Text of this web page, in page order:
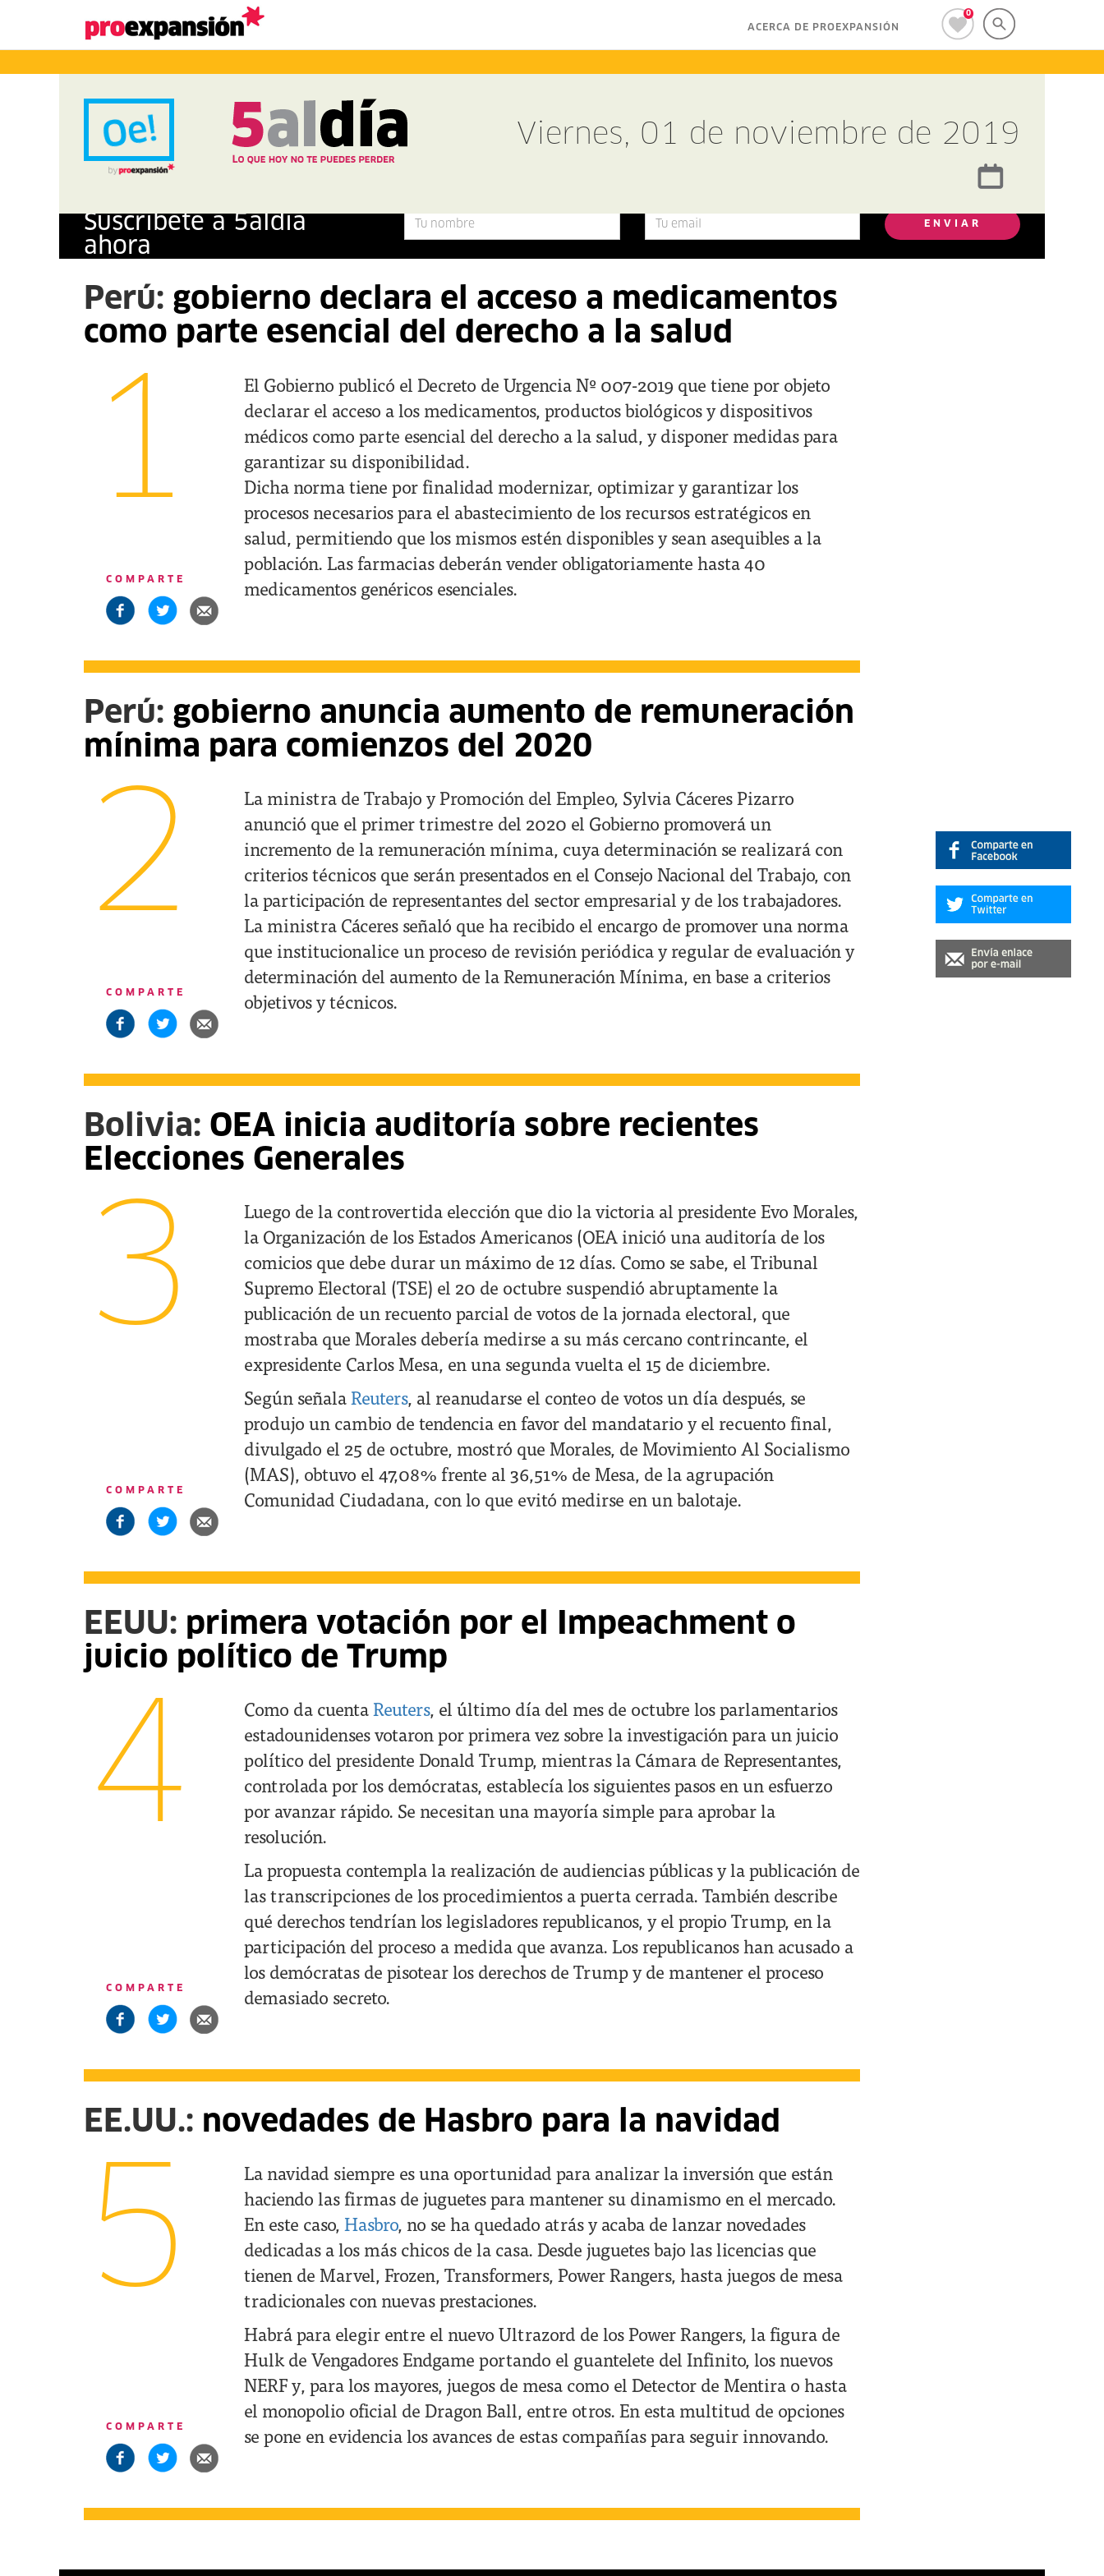
0
ACERCA DE PROEXPANSIÓN
Viernes, 01 de noviembre de 2019
Suscríbete a 5al día
ahora
ENVIAR
Perú: gobierno declara el acceso a medicamentos
como parte esencial del derecho a la salud
1
El Gobierno publicó el Decreto de Urgencia Nº 007-2019 que tiene por objeto
declarar el acceso a los medicamentos, productos biológicos y dispositivos
médicos como parte esencial del derecho a la salud, y disponer medidas para
garantizar su disponibilidad.
Dicha norma tiene por finalidad modernizar, optimizar y garantizar los
procesos necesarios para el abastecimiento de los recursos estratégicos en
salud, permitiendo que los mismos estén disponibles y sean asequibles a la
población. Las farmacias deberán vender obligatoriamente hasta 40
medicamentos genéricos esenciales.
COMPARTE
Perú: gobierno anuncia aumento de remuneración
mínima para comienzos del 2020
2
La ministra de Trabajo y Promoción del Empleo, Sylvia Cáceres Pizarro
anunció que el primer trimestre del 2020 el Gobierno promoverá un
incremento de la remuneración mínima, cuya determinación se realizará con
criterios técnicos que serán presentados en el Consejo Nacional del Trabajo, con
la participación de representantes del sector empresarial y de los trabajadores.
La ministra Cáceres señaló que ha recibido el encargo de promover una norma
que institucionalice un proceso de revisión periódica y regular de evaluación y
determinación del aumento de la Remuneración Mínima, en base a criterios
objetivos y técnicos.
COMPARTE
Bolivia: OEA inicia auditoría sobre recientes
Elecciones Generales
3
Luego de la controvertida elección que dio la victoria al presidente Evo Morales,
la Organización de los Estados Americanos (OEA inició una auditoría de los
comicios que debe durar un máximo de 12 días. Como se sabe, el Tribunal
Supremo Electoral (TSE) el 20 de octubre suspendió abruptamente la
publicación de un recuento parcial de votos de la jornada electoral, que
mostraba que Morales debería medirse a su más cercano contrincante, el
expresidente Carlos Mesa, en una segunda vuelta el 15 de diciembre.
Según señalaReuters, al reanudarse el conteo de votos un día después, se
produjo un cambio de tendencia en favor del mandatario y el recuento final,
divulgado el 25 de octubre, mostró que Morales, de Movimiento Al Socialismo
(MAS), obtuvo el 47,08% frente al 36,51% de Mesa, de la agrupación
Comunidad Ciudadana, con lo que evitó medirse en un balotaje.
COMPARTE
EEUU: primera votación por el Impeachment o
juicio político de Trump
4 Como da cuentaReuters, el último día del mes de octubre los parlamentarios
estadounidenses votaron por primera vez sobre la investigación para un juicio
político del presidente Donald Trump, mientras la Cámara de Representantes,
controlada por los demócratas, establecía los siguientes pasos en un esfuerzo
por avanzar rápido. Se necesitan una mayoría simple para aprobar la
resolución.
La propuesta contempla la realización de audiencias públicas y la publicación de
las transcripciones de los procedimientos a puerta cerrada. También describe
qué derechos tendrían los legisladores republicanos, y el propio Trump, en la
participación del proceso a medida que avanza. Los republicanos han acusado a
los demócratas de pisotear los derechos de Trump y de mantener el proceso
demasiado secreto.
COMPARTE
EE.UU.: novedades de Hasbro para la navidad
5
La navidad siempre es una oportunidad para analizar la inversión que están
haciendo las firmas de juguetes para mantener su dinamismo en el mercado.
En este caso, Hasbro, no se ha quedado atrás y acaba de lanzar novedades
dedicadas a los más chicos de la casa. Desde juguetes bajo las licencias que
tienen de Marvel, Frozen, Transformers, Power Rangers, hasta juegos de mesa
tradicionales con nuevas prestaciones.
Habrá para elegir entre el nuevo Ultrazord de los Power Rangers, la figura de
Hulk de Vengadores Endgame portando el guantelete del Infinito, los nuevos
NERF y, para los mayores, juegos de mesa como el Detector de Mentira o hasta
el monopolio oficial de Dragon Ball, entre otros. En esta multitud de opciones
se pone en evidencia los avances de estas compañías para seguir innovando.
COMPARTE